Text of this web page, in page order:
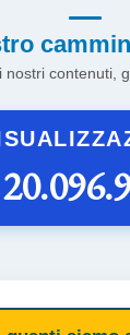
nostri contenuti,